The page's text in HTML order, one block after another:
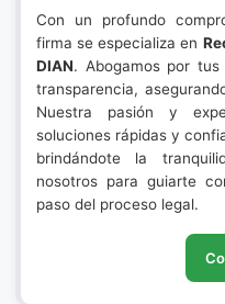
Con un profundo
firma se especializa en
DIAN. Abogamos por tus
transparencia,
Nuestra pasión y
soluciones rápidas y
brindándote la
nosotros para guiarte
paso del proceso legal.